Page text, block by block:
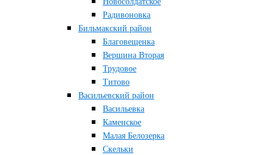
Радивоновка
Бильмакский район
Благовещенка
Вершина Вторая
Трудовое
Титово
Васильевский район
Васильевка
Каменское
Малая Белозерка
Скельки